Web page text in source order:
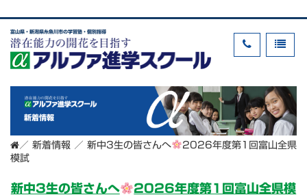
富山県・新潟県糸魚川市の学習塾・個別指導
新着情報
／ 新着情報 ／ 新中3生の皆さんへ
2026年度第1回富山全県
模試
新中3生の皆さんへ
2026年度第1回富山全県模